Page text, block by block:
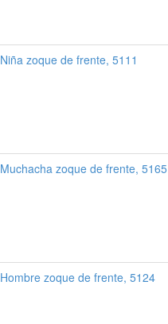
Niña zoque de frente, 5111
Muchacha zoque de frente, 5165
Hombre zoque de frente, 5124